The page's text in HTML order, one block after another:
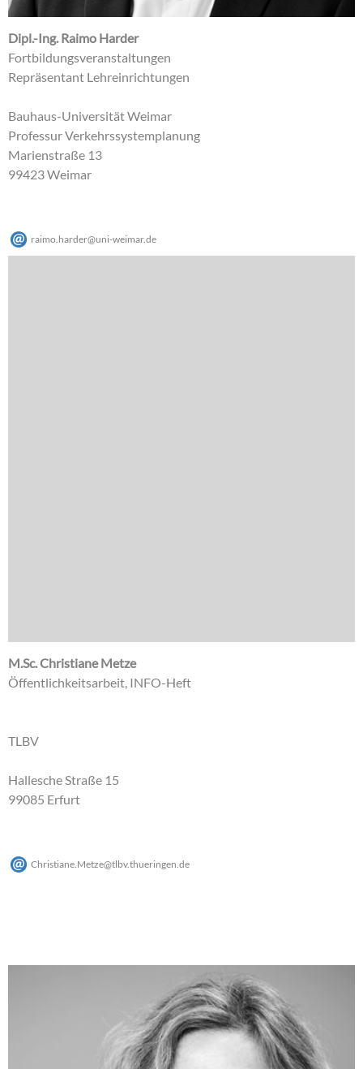
Dipl.-Ing. Raimo Harder
Fortbildungsveranstaltungen
Repräsentant Lehreinrichtungen
Bauhaus-Universität Weimar
Professur Verkehrssystemplanung
Marienstraße 13
99423 Weimar
raimo.harder@uni-weimar.de
M.Sc. Christiane Metze
Öffentlichkeitsarbeit, INFO-Heft
TLBV
Hallesche Straße 15
99085 Erfurt
Christiane.Metze@tlbv.thueringen de